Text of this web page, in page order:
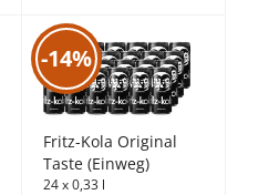
-14%
Fritz-Kola Original
Taste (Einweg)
24 x 0,33 l